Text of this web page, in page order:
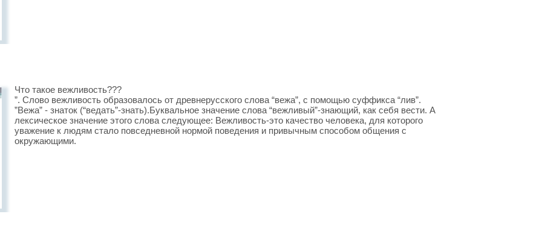
Что такое вежливость???
”. Слово вежливость образовалось от древнерусского слова “вежа”, с помощью суффикса “лив”.
”Вежа” - знаток (“ведать”-знать).Буквальное значение слова “вежливый”-знающий, как себя вести. А
лексическое значение этого слова следующее: Вежливость-это качество человека, для которого
уважение к людям стало повседневной нормой поведения и привычным способом общения с
окружающими.